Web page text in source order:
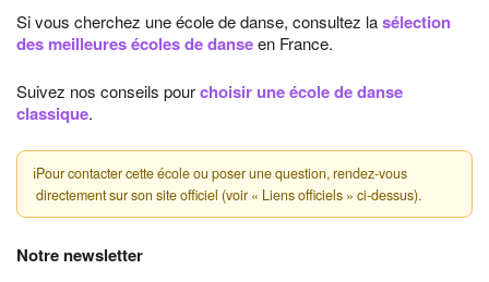
Si vous cherchez une école de danse, consultez lasélection
des meilleures écoles de danseen France.
Suivez nos conseils pourchoisir une école de danse
classique.
ℹPour contacter cette école ou poser une question, rendez-vous
directement sur son site officiel (voir « Liens officiels » ci-dessus).
Notre newsletter